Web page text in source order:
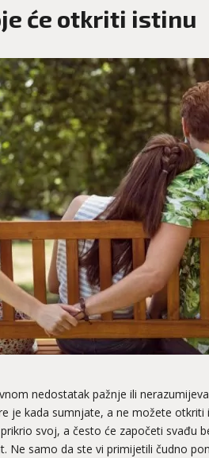
će otkriti istinu
nedostatak pažnje ili
je kada sumnjate, a ne možete
svoj, a često će započeti svađu
Ne samo da ste vi primijetili čudno